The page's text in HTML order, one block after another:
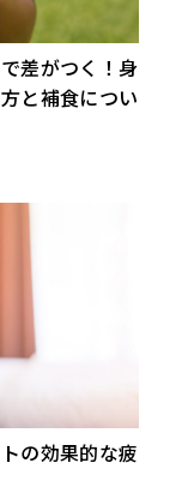
差がつく！身
と補食につい
の効果的な疲